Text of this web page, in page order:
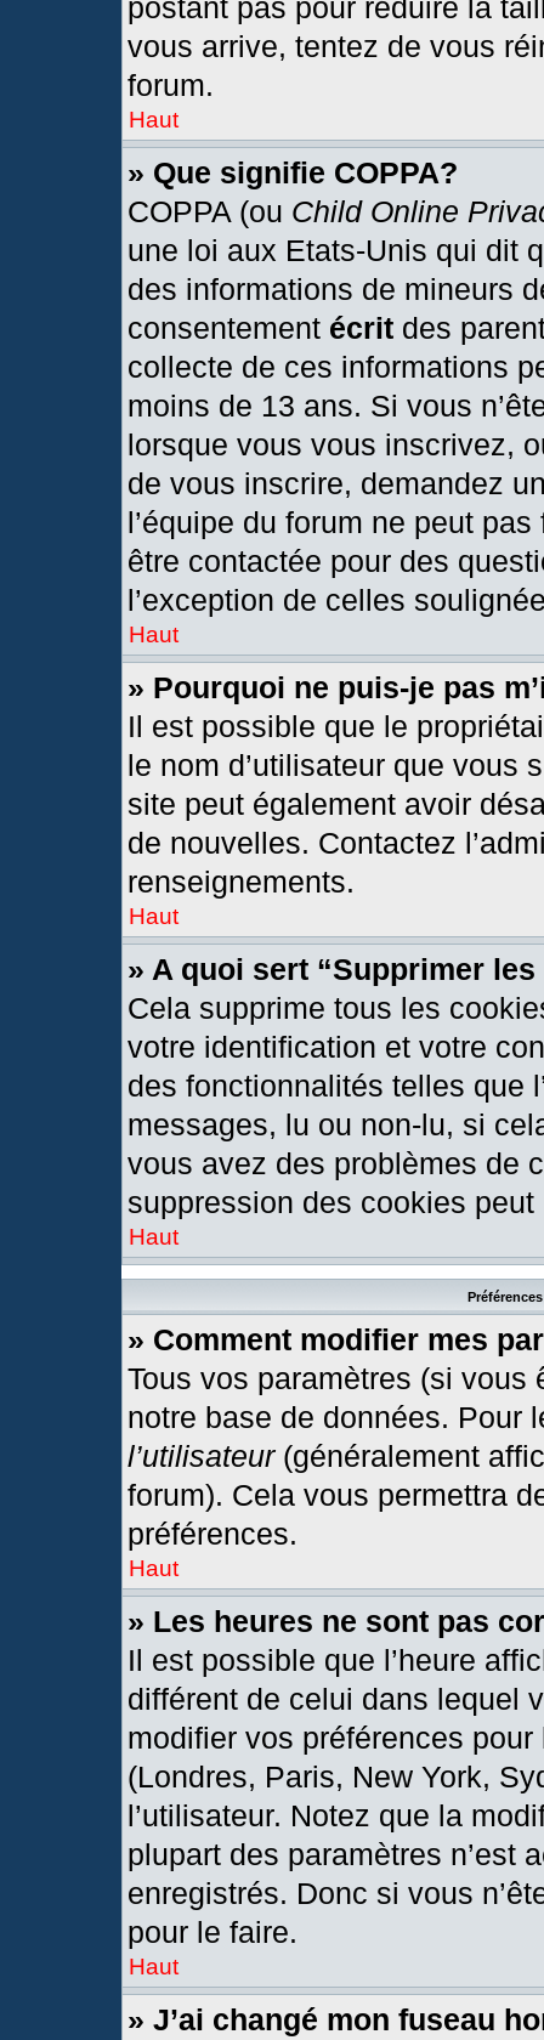
postant pas pour réduire la
vous arrive, tentez de vous
forum.
Haut
» Que signifie COPPA?
COPPA (ou Child Online
une loi aux Etats-Unis qui dit
des informations de mineurs
consentement écrit des
collecte de ces informations
moins de 13 ans. Si vous
lorsque vous vous inscrivez,
de vous inscrire, demandez
l’équipe du forum ne peut
être contactée pour des
l’exception de celles
Haut
» Pourquoi ne puis-je pas
Il est possible que le
le nom d’utilisateur que vous
site peut également avoir
de nouvelles. Contactez
renseignements.
Haut
» A quoi sert “Supprimer
Cela supprime tous les
votre identification et votre
des fonctionnalités telles que
messages, lu ou non-lu, si
vous avez des problèmes de
suppression des cookies peut
Haut
» Comment modifier mes
Tous vos paramètres (si
notre base de données. Pour
l’utilisateur(généralement
forum). Cela vous permettra
préférences.
Haut
» Les heures ne sont pas
Il est possible que l’heure
différent de celui dans lequel
modifier vos préférences
(Londres, Paris, New York,
l’utilisateur. Notez que la
plupart des paramètres n’est
enregistrés. Donc si vous
pour le faire.
Haut
» J’ai changé mon fuseau